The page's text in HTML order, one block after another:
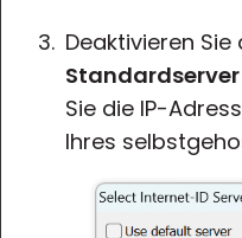
Deaktivieren Sie
Sie die IP-
Ihres